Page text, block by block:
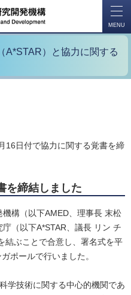
MENU
A*STAR）と協力に関する
16日付で協力に関する覚書を締
を締結しました
構（以下AMED、理事長 末松
（以下A*STAR、議長 リン チ
結ぶことで合意し、署名式を平
ポールで行いました。
学技術に関する中心的機関であ